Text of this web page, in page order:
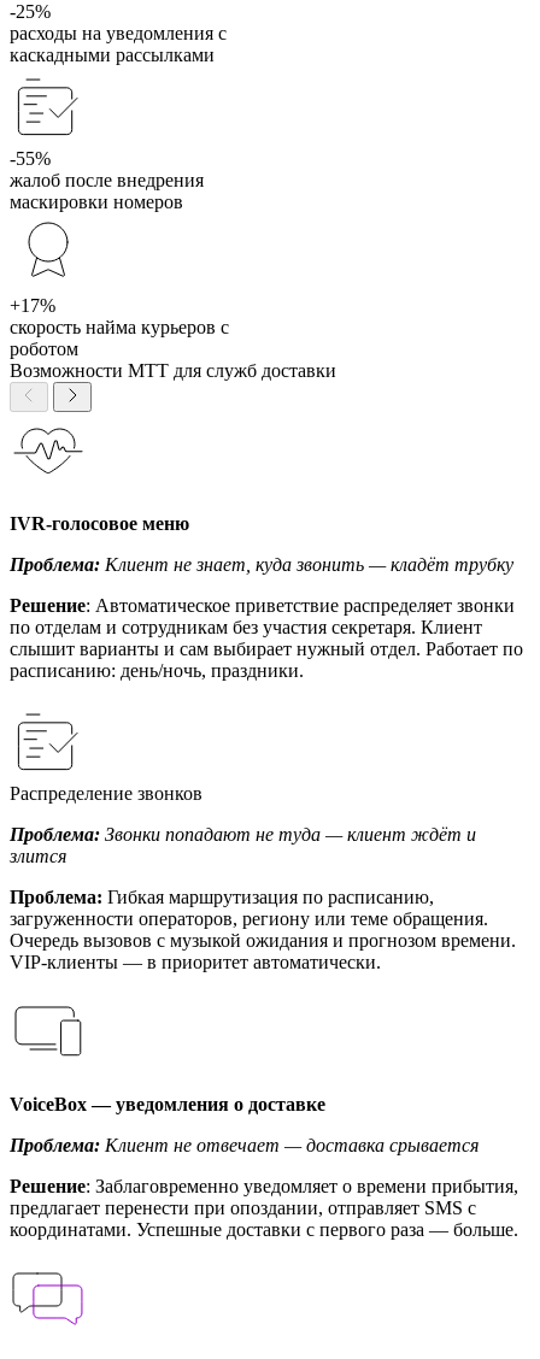
-25%
расходы на уведомления с
каскадными рассылками
-55%
жалоб после внедрения
маскировки номеров
+17%
скорость найма курьеров с
роботом
Возможности МТТ для служб доставки
IVR-голосовое меню
Проблема: Клиент не знает, куда звонить — кладёт трубку
Решение: Автоматическое приветствие распределяет звонки
по отделам и сотрудникам без участия секретаря. Клиент
слышит варианты и сам выбирает нужный отдел. Работает по
расписанию: день/ночь, праздники.
Распределение звонков
Проблема: Звонки попадают не туда — клиент ждёт и
злится
Проблема: Гибкая маршрутизация по расписанию,
загруженности операторов, региону или теме обращения.
Очередь вызовов с музыкой ожидания и прогнозом времени.
VIP-клиенты — в приоритет автоматически.
VoiceBox — уведомления о доставке
Проблема: Клиент не отвечает — доставка срывается
Решение: Заблаговременно уведомляет о времени прибытия,
предлагает перенести при опоздании, отправляет SMS с
координатами. Успешные доставки с первого раза — больше.